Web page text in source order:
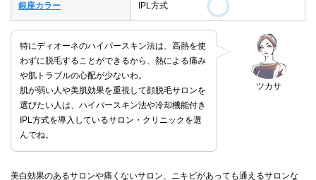
銀座カラー IPL方式
ツカサ
特にディオーネのハイパースキン法は、高熱を使
わずに脱毛することができるから、熱による痛み
や肌トラブルの心配が少ないわ。
肌が弱い人や美肌効果を重視して顔脱毛サロンを
選びたい人は、ハイパースキン法や冷却機能付き
IPL方式を導入しているサロン・クリニックを選
んでね。
美白効果のあるサロンや痛くないサロン、ニキビがあっても通えるサロンな